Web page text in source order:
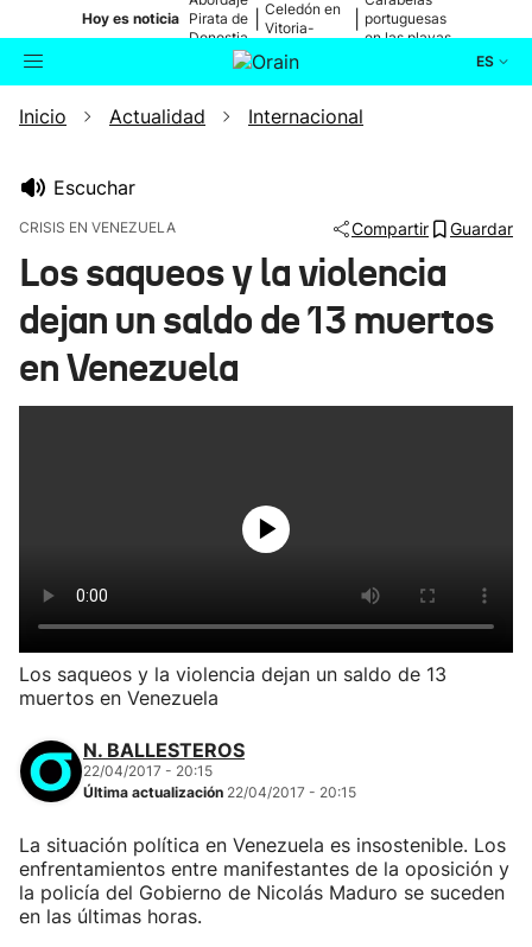
Hoy es noticia Pirata de
Donostia
Celedón en
Vitoria-
portuguesas
en las playas
ES
Buscador Actualidad
Ikusmiran
Eguraldia
Inicio Actualidad Internacional
Escuchar
CRISIS EN VENEZUELA Compartir Guardar
Los saqueos y la violencia
dejan un saldo de 13 muertos
en Venezuela
Los saqueos y la violencia dejan un saldo de 13
muertos en Venezuela
N. BALLESTEROS
22/04/2017 - 20:15
Última actualización 22/04/2017 - 20:15
La situación política en Venezuela es insostenible. Los
enfrentamientos entre manifestantes de la oposición y
la policía del Gobierno de Nicolás Maduro se suceden
en las últimas horas.